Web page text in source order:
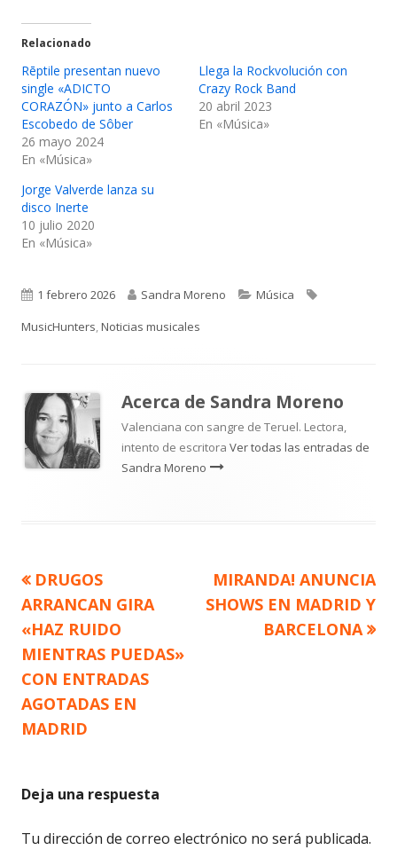
Relacionado
Rēptile presentan nuevo
single «ADICTO
CORAZÓN» junto a Carlos
Escobedo de Sôber
26 mayo 2024
En «Música»
Llega la Rockvolución con
Crazy Rock Band
20 abril 2023
En «Música»
Jorge Valverde lanza su
disco Inerte
10 julio 2020
En «Música»
Publicado
el
1 febrero 2026 Autor
Sandra Moreno Categorías
Música
MusicHunters,Noticias musicales
Acerca de Sandra Moreno
Valenciana con sangre de Teruel. Lectora,
intento de escritora Ver todas las entradas de
Sandra Moreno
Navegación
de
entradas
Artículo
anterior
DRUGOS
ARRANCAN GIRA
«HAZ RUIDO
MIENTRAS PUEDAS»
CON ENTRADAS
AGOTADAS EN
MADRID
Artículo
siguiente
MIRANDA! ANUNCIA
SHOWS EN MADRID Y
BARCELONA
Deja una respuesta
Tu dirección de correo electrónico no será publicada.